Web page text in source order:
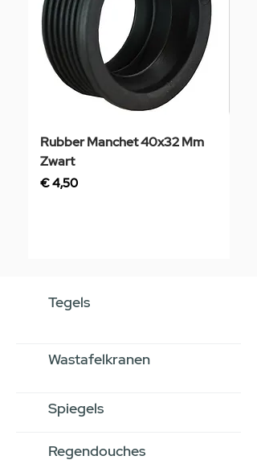
Rubber Manchet 40x32 Mm
Zwart
Prijs
€ 4,50
Tegels
Wastafelkranen
Spiegels
Regendouches